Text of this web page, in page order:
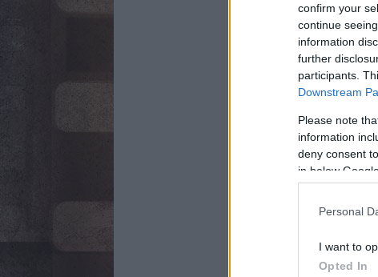
confirm your
continue
information
further
participants.
Downstream
Please note
information
deny consent
in below
Personal
I want to
Opted In